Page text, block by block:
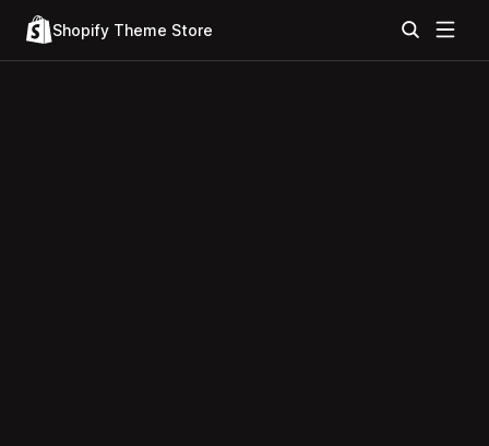
Shopify Theme Store